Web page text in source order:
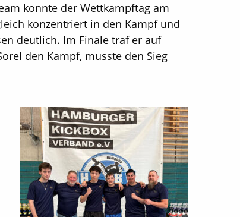
konnte der Wettkampftag am
konzentriert in den Kampf und
deutlich. Im Finale traf er auf
den Kampf, musste den Sieg